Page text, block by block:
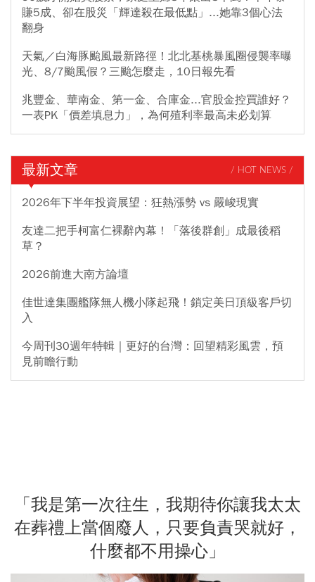
賺5成、卻在股災「輝達殺在最低點」...她靠3個心法
翻身
天氣／白海豚颱風最新路徑！北北基桃暴風圈侵襲率曝
光、8/7颱風假？三颱怎麼走，10日報先看
兆豐金、華南金、第一金、合庫金...官股金控買誰好？
一表PK「價差填息力」，為何殖利率最高未必划算
最新文章 / HOT NEWS /
2026年下半年投資展望：狂熱漲勢 vs 嚴峻現實
友達二把手柯富仁裸辭內幕！「落後群創」成最後稻
草？
2026前進大南方論壇
佳世達集團艦隊無人機小隊起飛！鎖定美日頂級客戶切
入
今周刊30週年特輯｜更好的台灣：回望精彩風雲，預
見前瞻行動
「我是第一次往生，我期待你讓我太太
在葬禮上當個廢人，只要負責哭就好，
什麼都不用操心」